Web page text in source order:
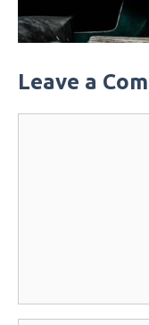
Leave a